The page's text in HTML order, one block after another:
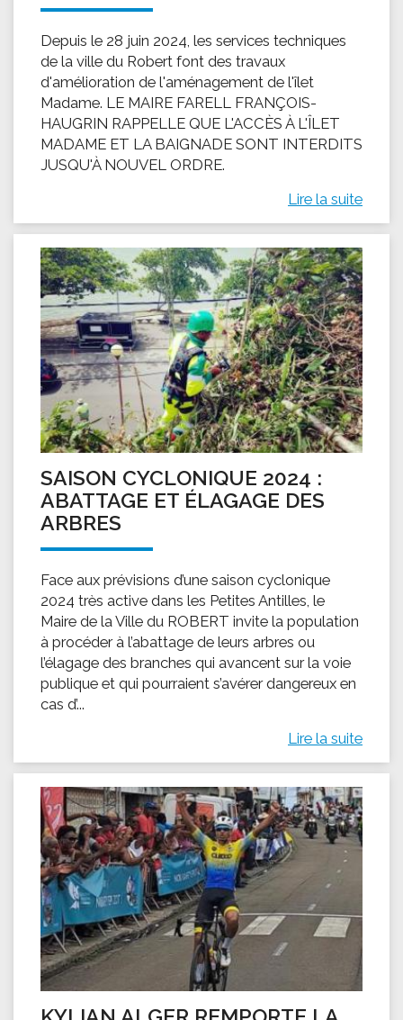
Depuis le 28 juin 2024, les services techniques
de la ville du Robert font des travaux
d'amélioration de l'aménagement de l'îlet
Madame. LE MAIRE FARELL FRANÇOIS-
HAUGRIN RAPPELLE QUE L'ACCÈS À L'ÎLET
MADAME ET LA BAIGNADE SONT INTERDITS
JUSQU'À NOUVEL ORDRE.
Lire la suite
SAISON CYCLONIQUE 2024 :
ABATTAGE ET ÉLAGAGE DES
ARBRES
Face aux prévisions d’une saison cyclonique
2024 très active dans les Petites Antilles, le
Maire de la Ville du ROBERT invite la population
à procéder à l’abattage de leurs arbres ou
l’élagage des branches qui avancent sur la voie
publique et qui pourraient s’avérer dangereux en
cas d’...
Lire la suite